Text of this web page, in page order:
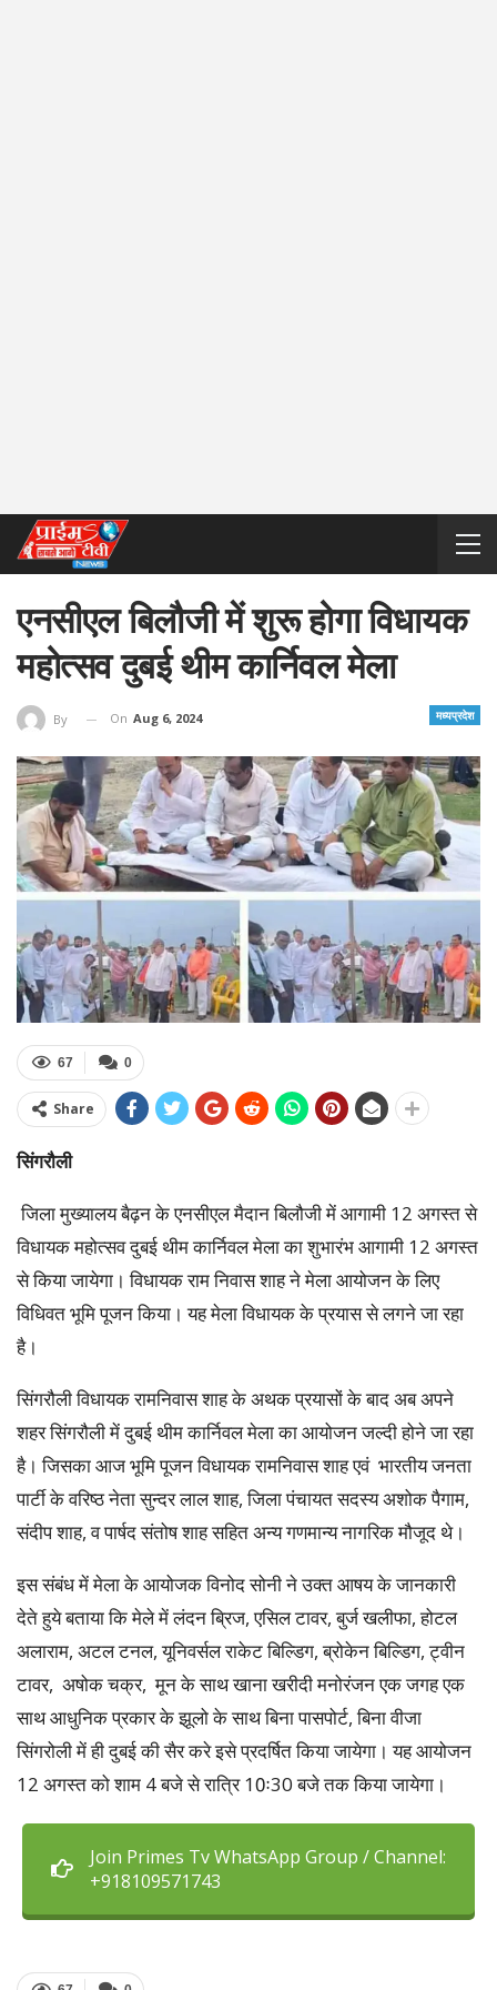
एनसीएल बिलौजी में शुरू होगा विधायक
महोत्सव दुबई थीम कार्निवल मेला
मध्यप्रदेश
By On Aug 6, 2024
0
67
Share
सिंगरौली
जिला मुख्यालय बैढ़न के एनसीएल मैदान बिलौजी में आगामी 12 अगस्त से
विधायक महोत्सव दुबई थीम कार्निवल मेला का शुभारंभ आगामी 12 अगस्त
से किया जायेगा। विधायक राम निवास शाह ने मेला आयोजन के लिए
विधिवत भूमि पूजन किया। यह मेला विधायक के प्रयास से लगने जा रहा
है।
सिंगरौली विधायक रामनिवास शाह के अथक प्रयासों के बाद अब अपने
शहर सिंगरौली में दुबई थीम कार्निवल मेला का आयोजन जल्दी होने जा रहा
है। जिसका आज भूमि पूजन विधायक रामनिवास शाह एवं भारतीय जनता
पार्टी के वरिष्ठ नेता सुन्दर लाल शाह, जिला पंचायत सदस्य अशोक पैगाम,
संदीप शाह, व पार्षद संतोष शाह सहित अन्य गणमान्य नागरिक मौजूद थे।
इस संबंध में मेला के आयोजक विनोद सोनी ने उक्त आषय के जानकारी
देते हुये बताया कि मेले में लंदन ब्रिज, एसिल टावर, बुर्ज खलीफा, होटल
अलाराम, अटल टनल, यूनिवर्सल राकेट बिल्डिग, ब्रोकेन बिल्डिग, ट्वीन
टावर, अषोक चक्र, मून के साथ खाना खरीदी मनोरंजन एक जगह एक
साथ आधुनिक प्रकार के झूलो के साथ बिना पासपोर्ट, बिना वीजा
सिंगरोली में ही दुबई की सैर करे इसे प्रदर्षित किया जायेगा। यह आयोजन
12 अगस्त को शाम 4 बजे से रात्रि 10ः30 बजे तक किया जायेगा।
Join Primes Tv WhatsApp Group / Channel:
+918109571743